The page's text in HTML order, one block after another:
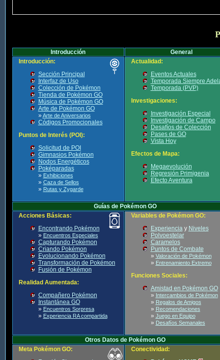
Introducción
General
Introducción:
Sección Principal
Interfaz de Uso
Colección de Pokémon
Tienda de Pokémon GO
Música de Pokémon GO
Arte de Pokémon GO
» Arte de Aniversarios
Códigos Promocionales
Puntos de Interés (POI):
Solicitud de POI
Gimnasios Pokémon
Nodos Energéticos
Poképaradas
» Exhibiciones
» Caza de Sellos
» Rutas y Zygarde
Actualidad:
Eventos Actuales
Temporada Siempre
Temporada (PVP)
Investigaciones:
Investigación Especial
Investigación de Campo
Desafíos de Colección
Pases de GO
Vista Hoy
Efectos de Mapa:
Megaevolución
Regresión Primigenia
Efecto Aventura
Guías de Pokémon GO
Acciones Básicas:
Encontrando Pokémon
» Encuentros Especiales
Capturando Pokémon
Criando Pokémon
Evolucionando Pokémon
Transformación de Pokémon
Fusión de Pokémon
Realidad Aumentada:
Compañero Pokémon
Instantánea GO
» Encuentros Sorpresa
» Experiencia RA compartida
Variables de Pokémon GO:
Experienciay Niveles
Polvoestelar
Caramelos
Puntos de Combate
» Valoración de Pokémon
» Entrenamiento Extremo
Funciones Sociales:
Amistad en Pokémon GO
» Intercambios de Pokémon
» Regalos de Amigos
» Recomendaciones
» Juego en Equipo
» Desafíos Semanales
Otros Datos de Pokémon GO
Meta Pokémon GO:
Conectividad: